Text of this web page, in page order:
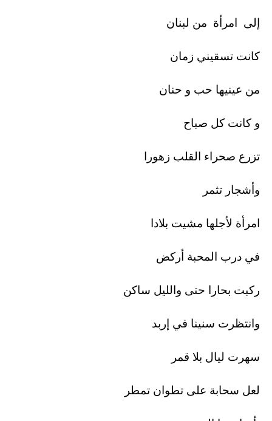
إلى امرأة من لبنان
كانت تسقيني زمان
من عينيها حب و حنان
و كانت كل صباح
تزرع صحراء القلب زهورا
وأشجار تثمر
امرأة لأجلها مشيت بلادا
في درب المحبة أركض
ركبت بحارا حتى والليل ساكن
وانتظرت سنينا في إربد
سهرت ليال بلا قمر
لعل سحابة على تطوان تمطر